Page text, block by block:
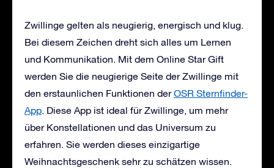
Zwillinge gelten als neugierig, energisch und klug.
Bei diesem Zeichen dreht sich alles um Lernen
und Kommunikation. Mit dem Online Star Gift
werden Sie die neugierige Seite der Zwillinge mit
den erstaunlichen Funktionen derOSR Sternfinder-
App. Diese App ist ideal für Zwillinge, um mehr
über Konstellationen und das Universum zu
erfahren. Sie werden dieses einzigartige
Weihnachtsgeschenk sehr zu schätzen wissen.